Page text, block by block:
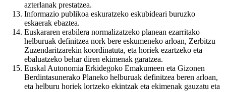
azterlanak prestatzea.
Informazio publikoa eskuratzeko eskubideari buruzko
eskaerak ebaztea.
Euskararen erabilera normalizatzeko planean ezarritako
helburuak definitzea nork bere eskumeneko arloan, Zerbitzu
Zuzendaritzarekin koordinatuta, eta horiek ezartzeko eta
ebaluatzeko behar diren ekimenak garatzea.
Euskal Autonomia Erkidegoko Emakumeen eta Gizonen
Berdintasunerako Planeko helburuak definitzea beren arloan,
eta helburu horiek lortzeko ekintzak eta ekimenak gauzatu eta